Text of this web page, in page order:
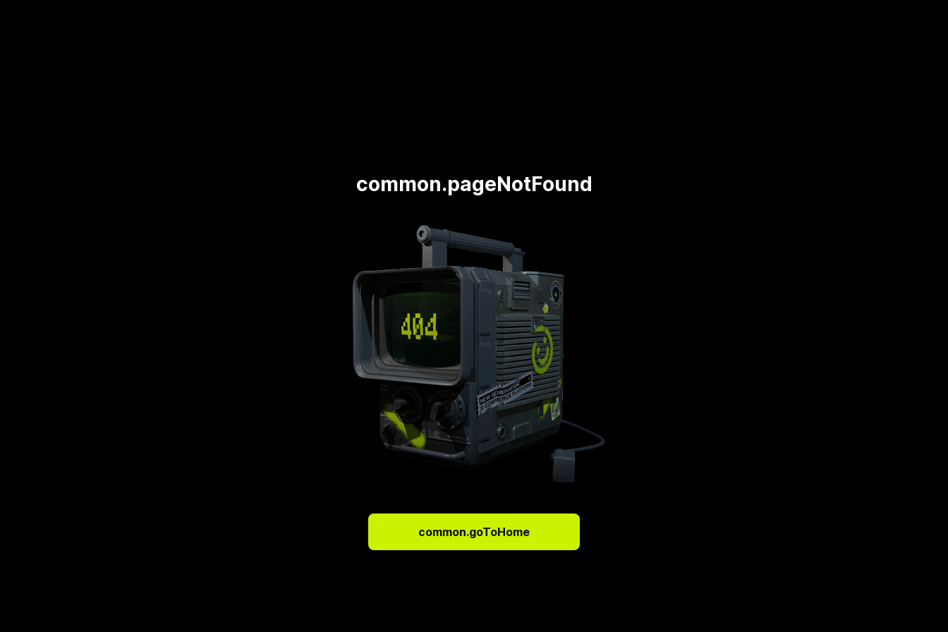
common.pageNotFound
common.goToHome